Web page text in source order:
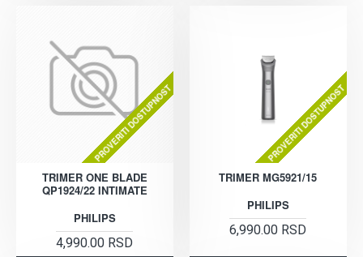
PROVERITI DOSTUPNOST
TRIMER ONE BLADE
QP1924/22 INTIMATE
PHILIPS
4,990.00 RSD
PROVERITI DOSTUPNOST
TRIMER MG5921/15
PHILIPS
6,990.00 RSD